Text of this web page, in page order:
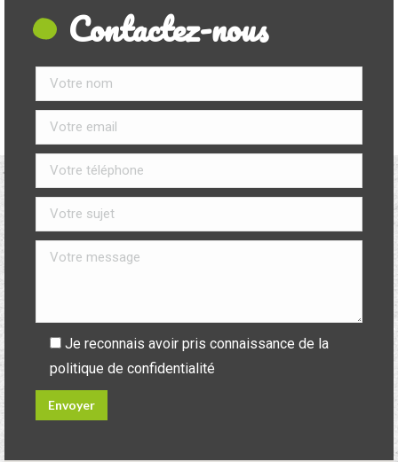
Contactez-nous
Je reconnais avoir pris connaissance de la
politique de confidentialité